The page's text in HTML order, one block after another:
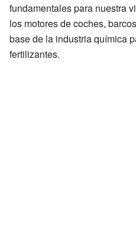
fundamentales para nuestra
los motores de coches,
base de la industria química
fertilizantes.